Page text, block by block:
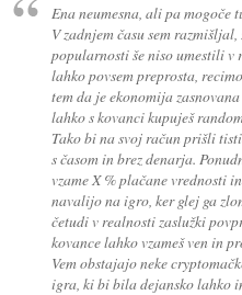
Ena neumesna, ali pa mogoče
V zadnjem času sem
popularnosti še niso umestili
lahko povsem preprosta,
tem da je ekonomija
lahko s kovanci kupuješ
Tako bi na svoj račun prišli
s časom in brez denarja.
vzame X % plačane vrednosti
navalijo na igro, ker glej ga
četudi v realnosti zaslužki
kovance lahko vzameš ven in
Vem obstajajo neke
igra, ki bi bila dejansko lahko